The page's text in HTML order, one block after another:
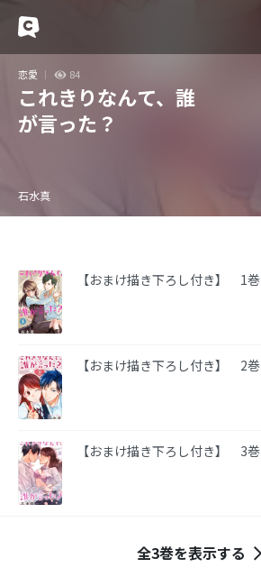
恋愛 84
これきりなんて、誰
が言った？
石水真
【おまけ描き下ろし付き】 1巻
【おまけ描き下ろし付き】 2巻
【おまけ描き下ろし付き】 3巻
全3巻を表示する